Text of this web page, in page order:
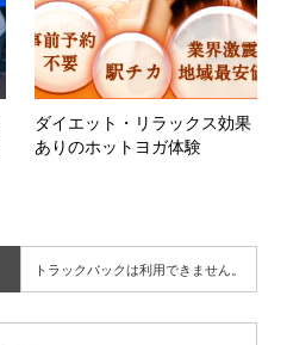
ダイエット・リラックス効果
ありのホットヨガ体験
トラックバックは利用できません。